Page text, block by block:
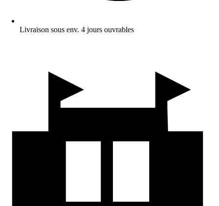
Livraison sous env. 4 jours ouvrables